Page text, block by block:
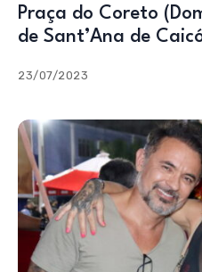
Praça do Coreto
de Sant’Ana de
23/07/2023